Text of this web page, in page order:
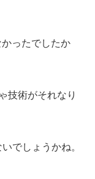
ったでしたか
技術がそれなり
でしょうかね。